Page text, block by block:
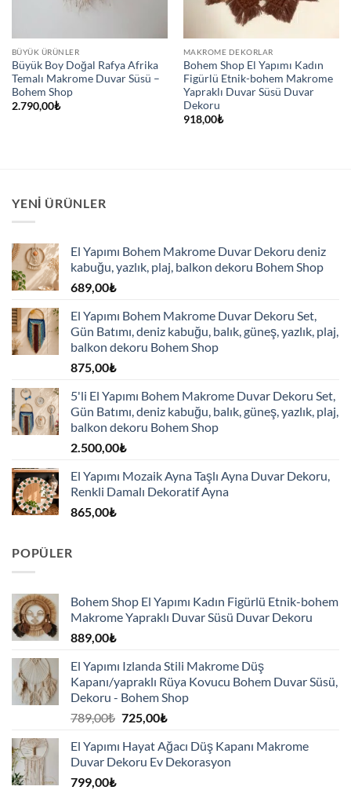
BÜYÜK ÜRÜNLER
Büyük Boy Doğal Rafya Afrika
Temalı Makrome Duvar Süsü –
Bohem Shop
2.790,00₺
MAKROME DEKORLAR
Bohem Shop El Yapımı Kadın
Figürlü Etnik-bohem Makrome
Yapraklı Duvar Süsü Duvar
Dekoru
918,00₺
YENI ÜRÜNLER
El Yapımı Bohem Makrome Duvar Dekoru deniz
kabuğu, yazlık, plaj, balkon dekoru Bohem Shop
689,00₺
El Yapımı Bohem Makrome Duvar Dekoru Set,
Gün Batımı, deniz kabuğu, balık, güneş, yazlık, plaj,
balkon dekoru Bohem Shop
875,00₺
5'li El Yapımı Bohem Makrome Duvar Dekoru Set,
Gün Batımı, deniz kabuğu, balık, güneş, yazlık, plaj,
balkon dekoru Bohem Shop
2.500,00₺
El Yapımı Mozaik Ayna Taşlı Ayna Duvar Dekoru,
Renkli Damalı Dekoratif Ayna
865,00₺
POPÜLER
Bohem Shop El Yapımı Kadın Figürlü Etnik-bohem
Makrome Yapraklı Duvar Süsü Duvar Dekoru
889,00₺
El Yapımı Izlanda Stili Makrome Düş
Kapanı/yapraklı Rüya Kovucu Bohem Duvar Süsü,
Dekoru - Bohem Shop
789,00₺ Orijinal
789,00₺.
725,00₺Şu
fiyat:
725,00₺.
El Yapımı Hayat Ağacı Düş Kapanı Makrome
Duvar Dekoru Ev Dekorasyon
799,00₺